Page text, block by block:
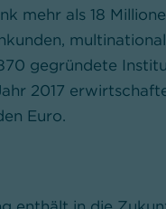
mehr als 18
gegründete
2017
Euro.